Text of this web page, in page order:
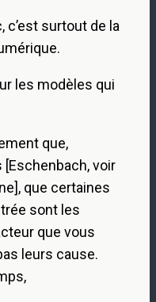
c’est surtout de la
les modèles qui
que,
voir
que certaines
sont les
que vous
leurs cause.